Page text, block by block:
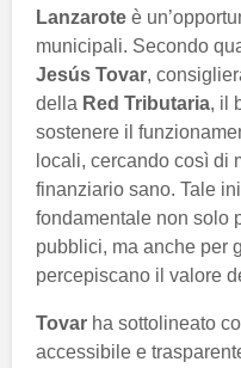
Lanzarote è
municipali. Secondo
Jesús Tovar,
della Red Tributaria, il
sostenere il
locali, cercando così di
finanziario sano. Tale
fondamentale non solo
pubblici, ma anche per
percepiscano il valore
Tovar ha sottolineato
accessibile e